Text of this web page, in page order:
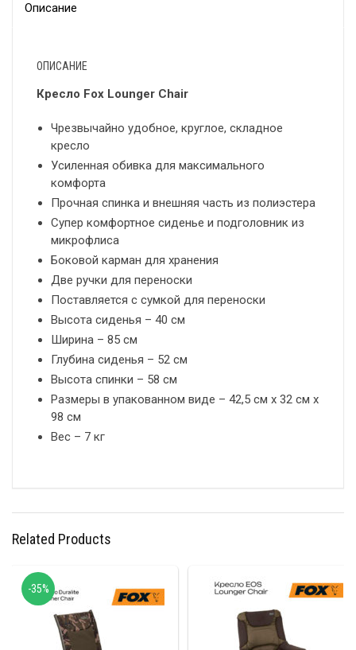
Описание
ОПИСАНИЕ
Кресло Fox Lounger Chair
Чрезвычайно удобное, круглое, складное
кресло
Усиленная обивка для максимального
комфорта
Прочная спинка и внешняя часть из полиэстера
Супер комфортное сиденье и подголовник из
микрофлиса
Боковой карман для хранения
Две ручки для переноски
Поставляется с сумкой для переноски
Высота сиденья – 40 см
Ширина – 85 см
Глубина сиденья – 52 см
Высота спинки – 58 см
Размеры в упакованном виде – 42,5 см x 32 см x
98 см
Вес – 7 кг
Related Products
-35%